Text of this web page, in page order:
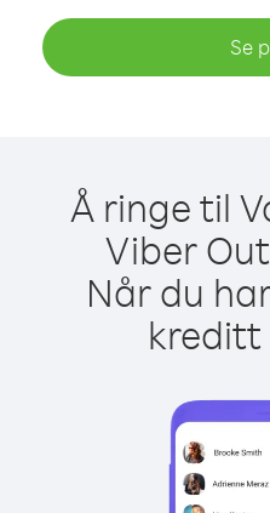
Se
Å ringe til
Viber
Når du
kreditt